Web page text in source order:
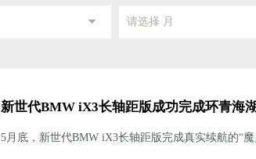
请选择 月
新世代BMW iX3长轴距版成功完成环青海
5月底，新世代BMW iX3长轴距版完成真实续航的“魔